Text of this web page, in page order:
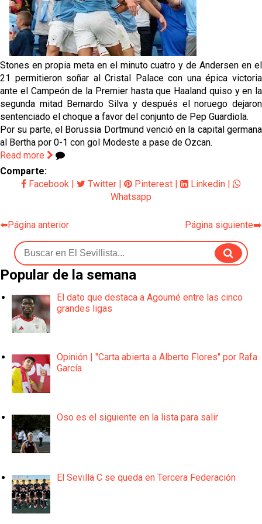
Vargas y Sow se incorporan al grupo en la sesión
del martes
Odysseas Vlachodimos: “El objetivo es mejorar la
temporada pasada”
El Sevilla FC empieza a inscribir a los nuevos
fichajes
Opinión | "Carta abierta a Alberto Flores" por Rafa
García
Stones en propia meta en el minuto cuatro y de Andersen en el
21 permitieron soñar al Cristal Palace con una épica victoria
ante el Campeón de la Premier hasta que Haaland quiso y en la
segunda mitad Bernardo Silva y después el noruego dejaron
sentenciado el choque a favor del conjunto de Pep Guardiola.
Por su parte, el Borussia Dortmund venció en la capital germana
al Bertha por 0-1 con gol Modeste a pase de Ozcan.
Read more
Comparte:
Facebook
Twitter Pinterest Linkedin
Whatsapp
⬅️Página anterior Página siguiente➡️
Popular de la semana
El dato que destaca a Agoumé entre las cinco
grandes ligas
Opinión | "Carta abierta a Alberto Flores" por Rafa
García
Oso es el siguiente en la lista para salir
El Sevilla C se queda en Tercera Federación